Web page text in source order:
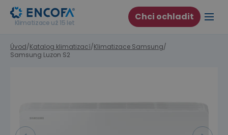
Klimatizace už 15 let Chci ochladit
Úvod/Katalog klimatizací/Klimatizace Samsung/
Samsung Luzon S2